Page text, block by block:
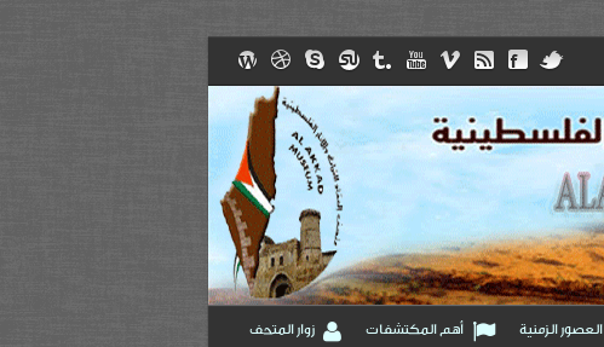
العصور الزمنية أهم المكتشفات زوار المتحف